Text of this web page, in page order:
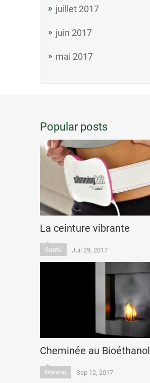
juillet 2017
juin 2017
mai 2017
Popular posts
La ceinture vibrante
Santé Juil 29, 2017
Cheminée au Bioéthanol
Maison Sep 12, 2017